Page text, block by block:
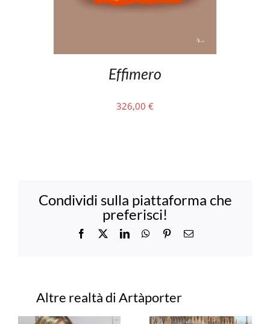
Effimero
326,00 €
Condividi sulla piattaforma che
preferisci!
Facebook LinkedInWhatsApp
PinterestEmail
Progetti correlati